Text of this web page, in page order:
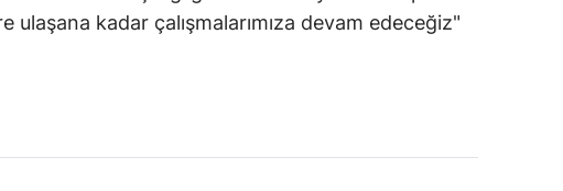
ulaşana kadar çalışmalarımıza devam edeceğiz"